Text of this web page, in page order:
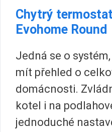
Chytrý
Evohome Round
Jedná se o
mít přehled o
domácnosti.
kotel i na
jednoduché